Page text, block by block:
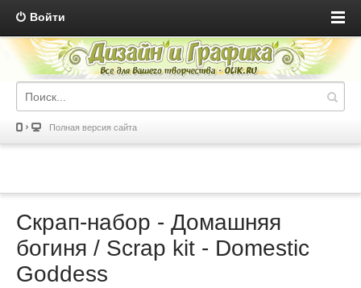
Войти
Полная версия сайта
Скрап-набор - Домашняя
богиня / Scrap kit - Domestic
Goddess